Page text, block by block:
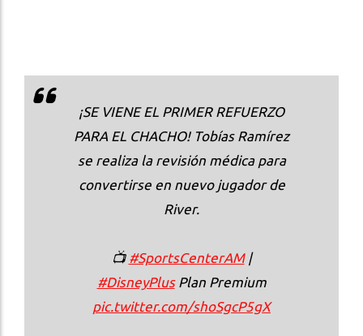
¡SE VIENE EL PRIMER REFUERZO
PARA EL CHACHO! Tobías Ramírez
se realiza la revisión médica para
convertirse en nuevo jugador de
River.
📺 #SportsCenterAM|
#DisneyPlusPlan Premium
pic.twitter.com/shoSgcP5gX